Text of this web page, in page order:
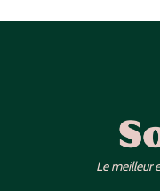
Le meilleur